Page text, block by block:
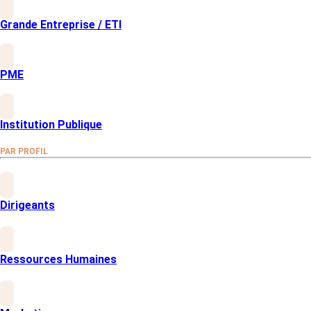
Grande Entreprise / ETI
PME
Institution Publique
PAR PROFIL
Dirigeants
Ressources Humaines
rigoureux, impartial, et accompagné de
mesures de protection pour les victimes et
un volet sur les RPS, la procédure devient un
sur la prévention et l’écoute.
Pourquoi formaliser une